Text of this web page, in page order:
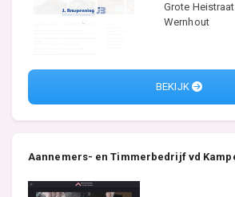
Grote
Wernhout
BEKIJK
Aannemers- en Timmerbedrijf vd